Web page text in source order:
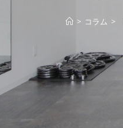
> コラム >